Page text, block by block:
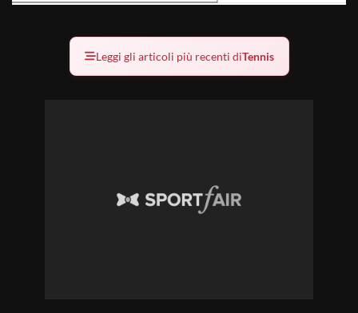
Leggi gli articoli più recenti diTennis